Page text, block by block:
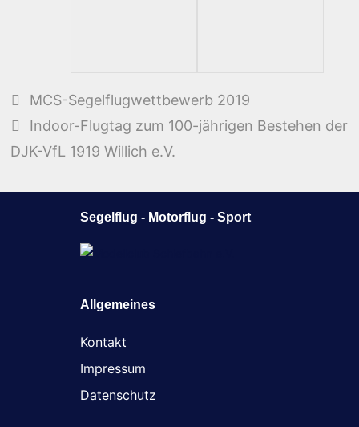
Beitrags-
Navigation
MCS-Segelflugwettbewerb 2019
Indoor-Flugtag zum 100-jährigen Bestehen der
DJK-VfL 1919 Willich e.V.
Segelflug - Motorflug - Sport
Allgemeines
Kontakt
Impressum
Datenschutz